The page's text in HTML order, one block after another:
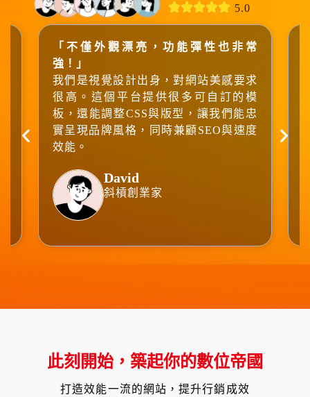
5.0
「不僅外觀漂亮，功能彈性也非常
強！」
我們是視覺設計出身，對網站美感要求
很高。這個平台提供很多可自訂的模
板，還能調整CSS與版型，讓我們能忠
實呈現品牌風格，同時兼顧SEO與速度
效能。
David
斜槓創業家
此刻開始，築起你的數位帝國
打造效能一流的網站，提升行銷成效